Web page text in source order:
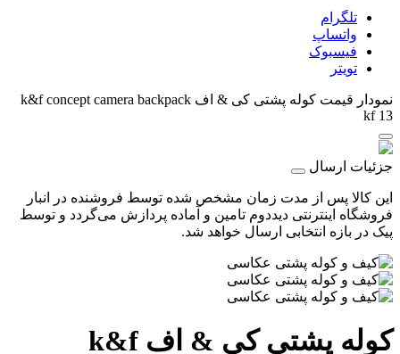
تلگرام
واتساپ
فیسبوک
تویتر
نمودار قیمت
کوله پشتی کی & اف k&f concept camera backpack
kf 13
جزئیات ارسال
این کالا پس از مدت زمان مشخص شده توسط فروشنده در انبار
فروشگاه اینترنتی دیددوم تامین و آماده پردازش می‌گردد و توسط
پیک در بازه انتخابی ارسال خواهد شد.
کوله پشتی کی & اف k&f